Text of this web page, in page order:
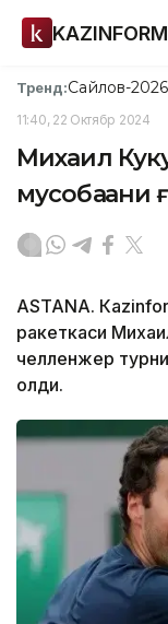
KAZINFORM
Тренд:Сайлов-2026
11:40, 22 Октябр 2024
Михаил
ASTANА.
ракеткаси
челленжер
олди.